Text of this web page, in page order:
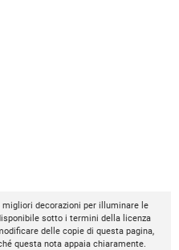
decorazioni per illuminare le
sotto i termini della licenza
delle copie di questa pagina,
questa nota appaia chiaramente.